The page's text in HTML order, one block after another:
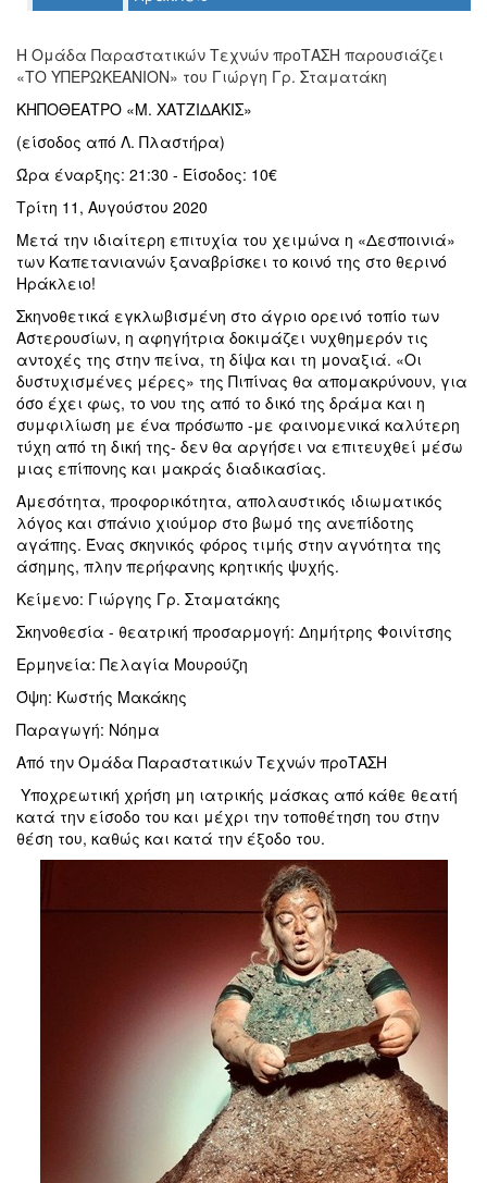
ΤΟΠΟΣ
ΜΑΣ
ΔΗΜΟΣ
ΠΟΛΙΤΙΣΜΟΣ
ΑΝΘΕΚΤΙΚΗ
ΠΟΛΗ
Η Ομάδα Παραστατικών Τεχνών προΤΑΣΗ παρουσιάζει
«ΤΟ ΥΠΕΡΩΚΕΑΝΙΟΝ» του Γιώργη Γρ. Σταματάκη
ΚΗΠΟΘΕΑΤΡΟ «Μ. ΧΑΤΖΙΔΑΚΙΣ»
(είσοδος από Λ. Πλαστήρα)
Ώρα έναρξης: 21:30 - Είσοδος: 10€
Τρίτη 11, Αυγούστου 2020
Μετά την ιδιαίτερη επιτυχία του χειμώνα η «Δεσποινιά»
των Καπετανιανών ξαναβρίσκει το κοινό της στο θερινό
Ηράκλειο!
Σκηνοθετικά εγκλωβισμένη στο άγριο ορεινό τοπίο των
Αστερουσίων, η αφηγήτρια δοκιμάζει νυχθημερόν τις
αντοχές της στην πείνα, τη δίψα και τη μοναξιά. «Οι
δυστυχισμένες μέρες» της Πιπίνας θα απομακρύνουν, για
όσο έχει φως, το νου της από το δικό της δράμα και η
συμφιλίωση με ένα πρόσωπο -με φαινομενικά καλύτερη
τύχη από τη δική της- δεν θα αργήσει να επιτευχθεί μέσω
μιας επίπονης και μακράς διαδικασίας.
Αμεσότητα, προφορικότητα, απολαυστικός ιδιωματικός
λόγος και σπάνιο χιούμορ στο βωμό της ανεπίδοτης
αγάπης. Ένας σκηνικός φόρος τιμής στην αγνότητα της
άσημης, πλην περήφανης κρητικής ψυχής.
Κείμενο: Γιώργης Γρ. Σταματάκης
Σκηνοθεσία - θεατρική προσαρμογή: Δημήτρης Φοινίτσης
Ερμηνεία: Πελαγία Μουρούζη
Όψη: Κωστής Μακάκης
Παραγωγή: Νόημα
Από την Ομάδα Παραστατικών Τεχνών προΤΑΣΗ
Υποχρεωτική χρήση μη ιατρικής μάσκας από κάθε θεατή
κατά την είσοδο του και μέχρι την τοποθέτηση του στην
θέση του, καθώς και κατά την έξοδο του.